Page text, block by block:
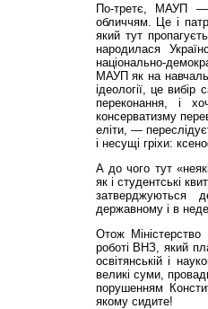
По-третє, МАУП —
обличчям. Це і
який тут
народилася
національно-
МАУП як на
ідеології, це
переконання, і
консерватизму
елі­ти, —
і несущі гріхи:
А до чого тут
як і студентські
затверджуються
державному і в
Отож
роботі ВНЗ, який
освітянській і
великі суми,
порушенням
якому сидите!